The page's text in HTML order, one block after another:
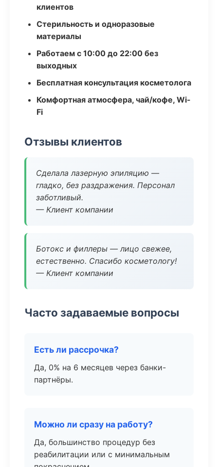
клиентов
Стерильность и одноразовые
материалы
Работаем с 10:00 до 22:00 без
выходных
Бесплатная консультация косметолога
Комфортная атмосфера, чай/кофе, Wi-
Fi
Отзывы клиентов
Сделала лазерную эпиляцию —
гладко, без раздражения. Персонал
заботливый.
— Клиент компании
Ботокс и филлеры — лицо свежее,
естественно. Спасибо косметологу!
— Клиент компании
Часто задаваемые вопросы
Есть ли рассрочка?
Да, 0% на 6 месяцев через банки-
партнёры.
Можно ли сразу на работу?
Да, большинство процедур без
реабилитации или с минимальным